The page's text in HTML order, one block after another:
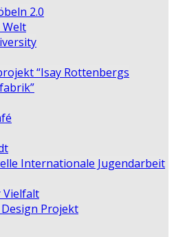
2.0
Welt
“Isay Rottenbergs
Internationale Jugendarbeit
Vielfalt
Projekt